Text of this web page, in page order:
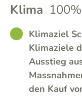
Klima
GOODKlimaziel
Klimaziele
Ausstieg
den Kauf